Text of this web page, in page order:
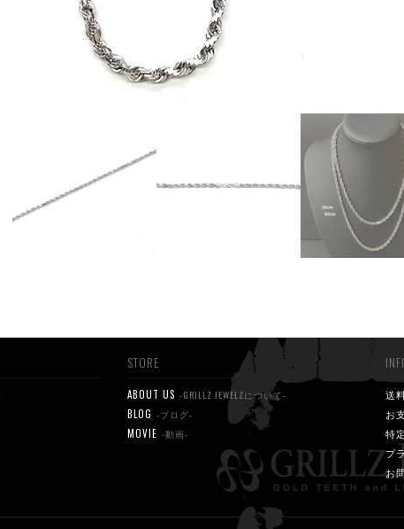
STORE
ABOUT US -GRILLZ JEWELZについて-
BLOG -ブログ-
MOVIE -動画-
送
お
特
プ
お